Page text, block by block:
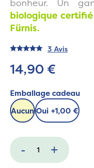
bonheur. Un
biologique
Fürnis.
3 Avis
14,90 €
Emballage cadeau
AucunOui +1,00 €
- +